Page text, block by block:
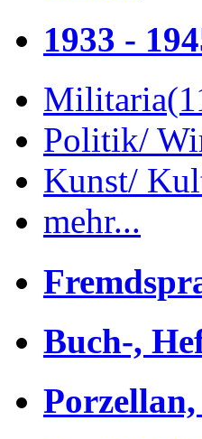
1933 -
Militaria
Politik/
Kunst/
mehr...
Buch-,